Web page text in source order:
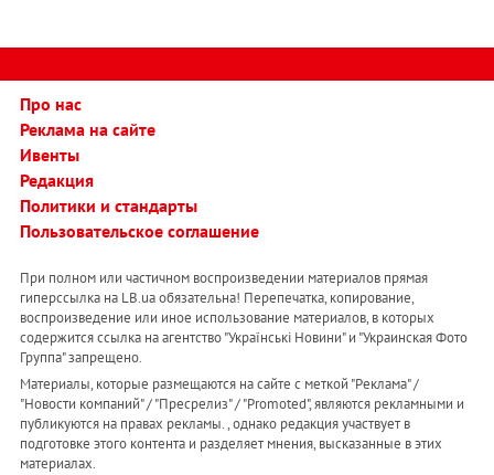
Про нас
Реклама на сайте
Ивенты
Редакция
Политики и стандарты
Пользовательское соглашение
При полном или частичном воспроизведении материалов прямая
гиперссылка на LB.ua обязательна! Перепечатка, копирование,
воспроизведение или иное использование материалов, в которых
содержится ссылка на агентство "Українськi Новини" и "Украинская Фото
Группа" запрещено.
Материалы, которые размещаются на сайте с меткой "Реклама" /
"Новости компаний" / "Пресрелиз" / "Promoted", являются рекламными и
публикуются на правах рекламы. , однако редакция участвует в
подготовке этого контента и разделяет мнения, высказанные в этих
материалах.